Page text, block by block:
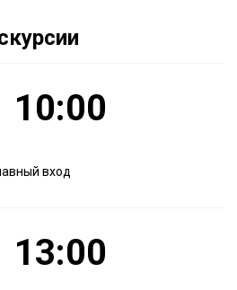
10:00
вход
13:00